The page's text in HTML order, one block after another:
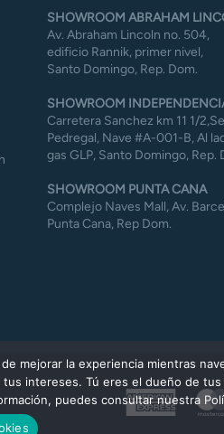
SHOWROOM ABRAHAM
Av. Abraham Lincoln no. 504,
edificio Rannik, primer nivel,
Santo Domingo, Rep. Dom.
SHOWROOM
Carretera Sanchez km 11 1/
Pedregal, Nave #A-001-B, Al
gas GLP, Santo Domingo, Rep.
SHOWROOM PUNTA CANA
Complejo Naves Mall, Av.
Punta Cana, Rep Dom.
Express
mejorar la experiencia mientras
intereses. Tú eres el dueño de
puedes consultar nuestra